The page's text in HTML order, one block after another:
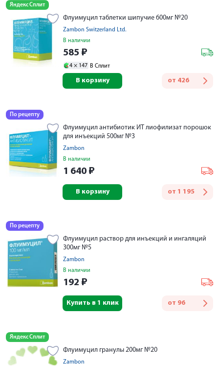
Яндекс Сплит
Флуимуцил таблетки шипучие 600мг №20
Zambon Switzerland Ltd.
В наличии
585 ₽
4 × 147 В Сплит
от 426
В корзину
По рецепту
Флуимуцил антибиотик ИТ лиофилизат порошок
для инъекций 500мг №3
Zambon
В наличии
1 640 ₽
от 1 195
В корзину
По рецепту
Флуимуцил раствор для инъекций и ингаляций
300мг №5
Zambon
В наличии
192 ₽
от 96
Купить в 1 клик
Яндекс Сплит
Флуимуцил гранулы 200мг №20
Zambon